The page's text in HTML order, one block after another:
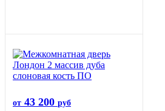
от 43 200 руб